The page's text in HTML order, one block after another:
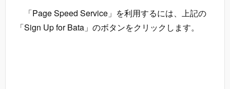
「Page Speed Service」を利用するには、上記の
「Sign Up for Bata」のボタンをクリックします。